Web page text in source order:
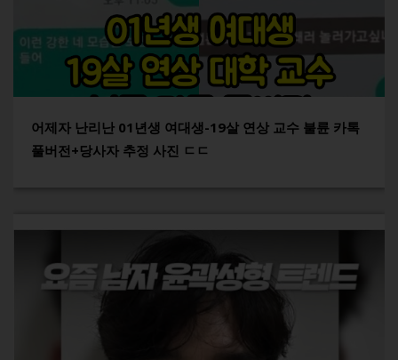
어제자 난리난 01년생 여대생-19살 연상 교수 불륜 카톡
풀버전+당사자 추정 사진 ㄷㄷ